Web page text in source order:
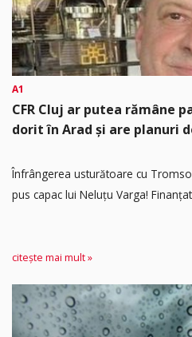
A1
CFR Cluj ar putea rămâne
dorit în Arad și are planuri
Înfrângerea usturătoare cu
pus capac lui Neluțu Varga!
citește mai mult »